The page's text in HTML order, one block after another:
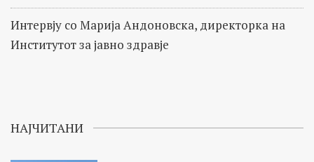
Интервју со Марија Андоновска, директорка на
Институтот за јавно здравје
НАЈЧИТАНИ